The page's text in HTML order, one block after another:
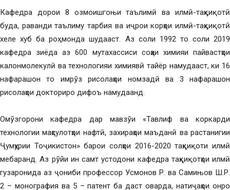
Кафедра дорои 8 озмоишгоњи таълимӣ ва илмӣ-таҳқиқотӣ
буда, раванди таълиму тарбия ва иҷрои корҳои илмӣ-таҳқиқотӣ
хеле хуб ба роҳ монда шудааст. Аз соли 1992 то соли 2019
кафедра зиёда аз 600 мутахассиси соҳаи химияи пайвастҳои
калонмолекулӣ ва технологияи химиявӣ тайёр намудааст, ки 16
нафарашон то имрўз рисолаҳои номзадӣ ва 3 нафарашон
рисолаҳои докториро дифоъ намудаанд.
Омўзгорони кафедра дар мавзўи «Тавлиф ва коркарди
технологии маҳсулотҳои нафтӣ, захираҳои маъданӣ ва растанигии
Ҷумҳурии Тоҷикистон» барои солҳои 2016-2020 таҳқиқоти илмӣ
мебаранд. Аз рўйи ин самт устодони кафедра таҳқиқотҳои илмӣ
гузаронида аз ҷониби профессор Усмонов Р. ва Самињов Ш.Р.
2 – монография ва 5 – патент ба даст оварда, натиҷаҳои онро